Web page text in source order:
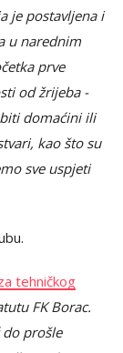
je postavljena i
u narednim
prve
od žrijeba -
domaćini ili
kao što su
sve uspjeti
tehničkog
FK Borac.
do prošle